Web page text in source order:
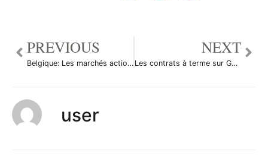
PREVIOUS
Belgique: Les marchés actions finissent en baisse; l’indice BEL 20 recule de 1,25%
NEXT
Les contrats à terme sur Gaz naturel ont augmenté durant la séance américaine
user